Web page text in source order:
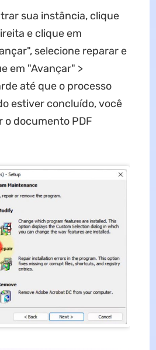
sua instância, clique
e clique em
selecione reparar e
em "Avançar" >
até que o processo
estiver concluído, você
documento PDF